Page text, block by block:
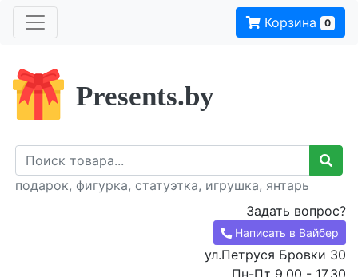
Корзина 0
Presents.by
подарок, фигурка, статуэтка, игрушка, янтарь
Задать вопрос?
Написать в Вайбер
ул.Петруся Бровки 30
Пн-Пт 9.00 - 17.30